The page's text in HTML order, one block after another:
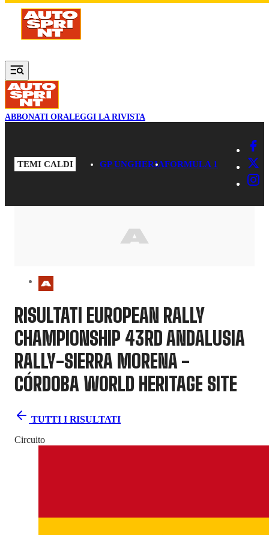
Vai al contenuto principale
ABBONATI ORALEGGI LA RIVISTA
TEMI CALDI GP UNGHERIAFORMULA 1
RISULTATI EUROPEAN RALLY
CHAMPIONSHIP 43RD ANDALUSIA
RALLY-SIERRA MORENA -
CÓRDOBA WORLD HERITAGE SITE
TUTTI I RISULTATI
Circuito